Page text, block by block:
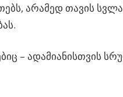
არამედ თავის
– ადამიანისთვის